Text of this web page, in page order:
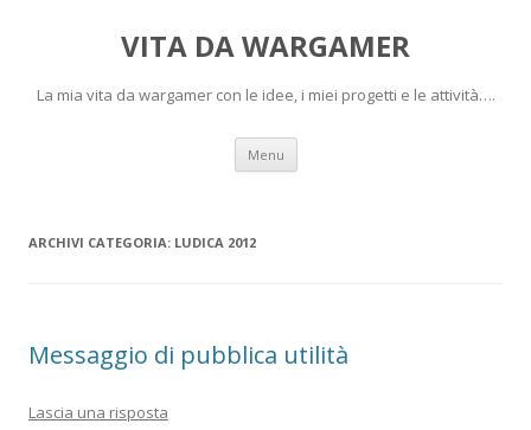
VITA DA WARGAMER
La mia vita da wargamer con le idee, i miei progetti e le attività….
Menu Vai
contenuto
ARCHIVI CATEGORIA: LUDICA 2012
Messaggio di pubblica utilità
Lascia una risposta